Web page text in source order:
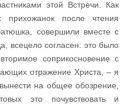
этой Встречи. Как
после чтения
совершили вместе с
всецело согласен: это было
соприкосновение с
отражение Христа, – я
на общее обозрение,
это почувствовать и